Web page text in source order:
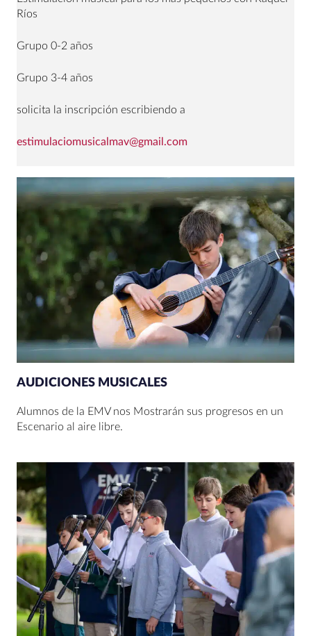
Ríos
Grupo 0-2 años
Grupo 3-4 años
solicita la inscripción escribiendo a
estimulaciomusicalmav@gmail.com
AUDICIONES MUSICALES
Alumnos de la EMV nos Mostrarán sus progresos en un
Escenario al aire libre.